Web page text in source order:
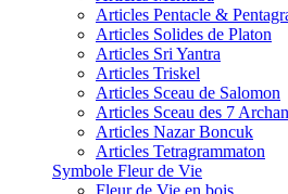
Articles Pentacle &
Articles Solides de Platon
Articles Sri Yantra
Articles Triskel
Articles Sceau de Salomon
Articles Sceau des 7
Articles Nazar Boncuk
Articles Tetragrammaton
Symbole Fleur de Vie
Fleur de Vie en bois